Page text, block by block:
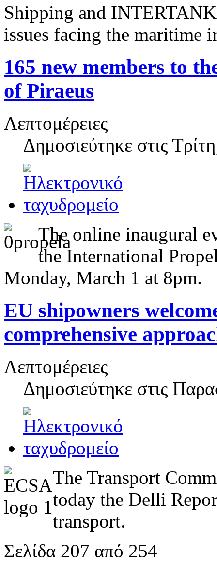
Shipping and
issues facing the maritime
165 new members to
of Piraeus
Λεπτομέρειες
Δημοσιεύτηκε στις
The online inaugural
the International
Monday, March 1 at 8pm.
EU shipowners
comprehensive
Λεπτομέρειες
Δημοσιεύτηκε στις
The Transport
today the Delli
transport.
Σελίδα 207 από 254